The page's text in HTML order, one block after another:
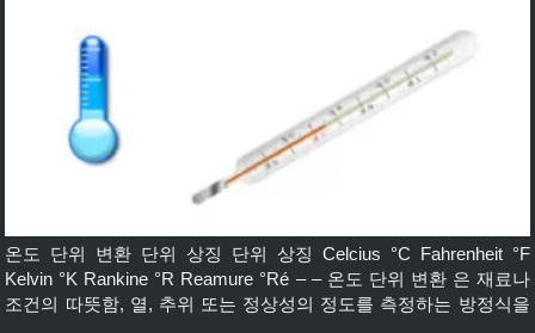
온도 단위 변환 단위 상징 단위 상징 Celcius °C Fahrenheit °F
Kelvin °K Rankine °R Reamure °Ré – – 온도 단위 변환 은 재료나
조건의 따뜻함, 열, 추위 또는 정상성의 정도를 측정하는 방정식을